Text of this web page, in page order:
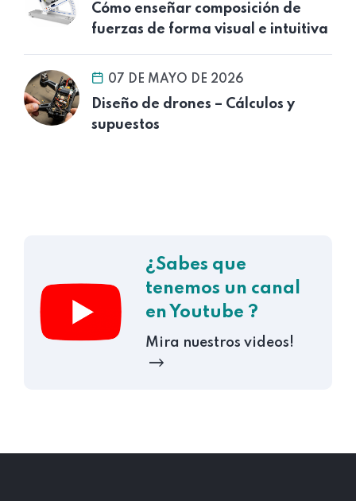
Cómo enseñar composición de
fuerzas de forma visual e intuitiva
07 DE MAYO DE 2026
Diseño de drones – Cálculos y
supuestos
¿Sabes que
tenemos un canal
en Youtube ?
Mira nuestros videos!